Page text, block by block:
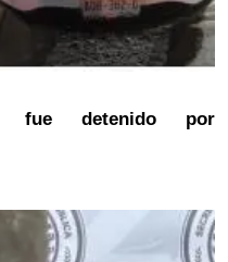
fue detenido por